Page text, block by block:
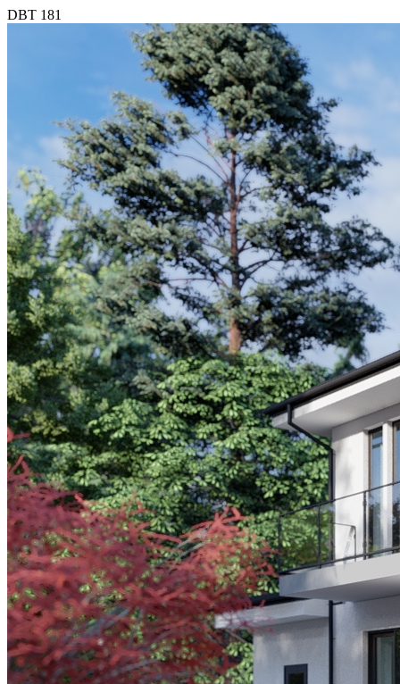
DBT 181